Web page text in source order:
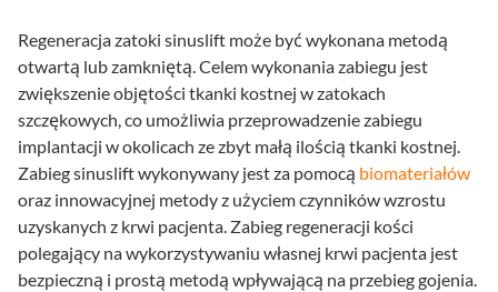
Regeneracja zatoki sinuslift może być wykonana metodą
otwartą lub zamkniętą. Celem wykonania zabiegu jest
zwiększenie objętości tkanki kostnej w zatokach
szczękowych, co umożliwia przeprowadzenie zabiegu
implantacji w okolicach ze zbyt małą ilością tkanki kostnej.
Zabieg sinuslift wykonywany jest za pomocą biomateriałów
oraz innowacyjnej metody z użyciem czynników wzrostu
uzyskanych z krwi pacjenta. Zabieg regeneracji kości
polegający na wykorzystywaniu własnej krwi pacjenta jest
bezpieczną i prostą metodą wpływającą na przebieg gojenia.